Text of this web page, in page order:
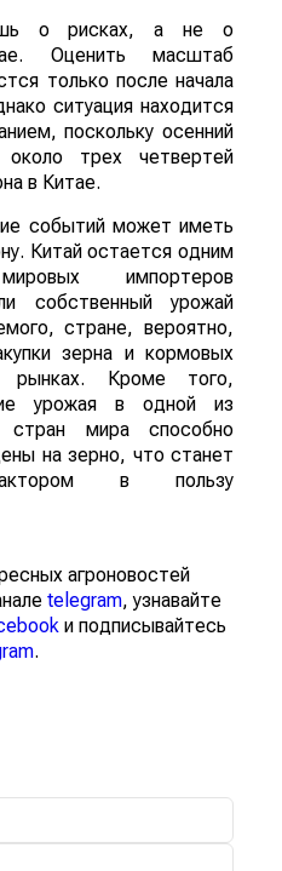
о рисках, а не о
Оценить масштаб
только после начала
ситуация находится
поскольку осенний
около трех четвертей
в Китае.
событий может иметь
Китай остается одним
импортеров
собственный урожай
стране, вероятно,
зерна и кормовых
рынках. Кроме того,
урожая в одной из
стран мира способно
на зерно, что станет
в пользу
агроновостей
telegram, узнавайте
и подписывайтесь
.